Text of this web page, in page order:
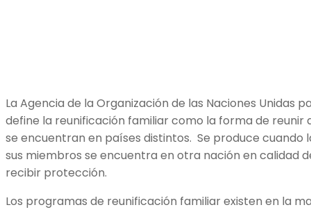
La Agencia de la Organización de las Naciones Unidas
define la reunificación familiar como la forma de reunir
se encuentran en países distintos. Se produce cuando
sus miembros se encuentra en otra nación en calidad
recibir protección.
Los programas de reunificación familiar existen en la